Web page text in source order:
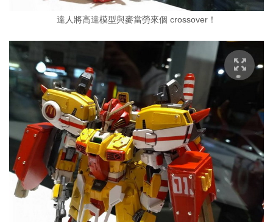
達人將高達模型與麥當勞來個 crossover！